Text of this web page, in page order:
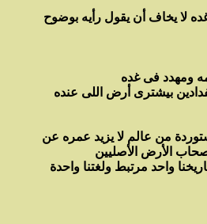
لا يخاف أن يقول رأيه بوضوح
بيشترى أرض اللى عنده
من عالم لا يزيد عمره عن
واحد مرتبط ولغتنا واحدة